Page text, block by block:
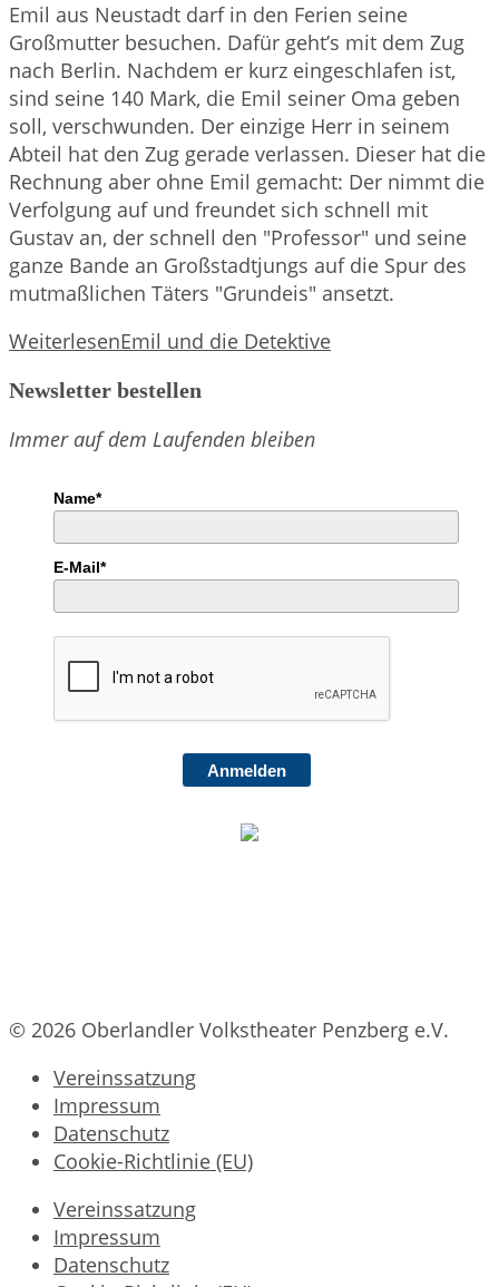
Emil aus Neustadt darf in den Ferien seine
Großmutter besuchen. Dafür geht’s mit dem Zug
nach Berlin. Nachdem er kurz eingeschlafen ist,
sind seine 140 Mark, die Emil seiner Oma geben
soll, verschwunden. Der einzige Herr in seinem
Abteil hat den Zug gerade verlassen. Dieser hat die
Rechnung aber ohne Emil gemacht: Der nimmt die
Verfolgung auf und freundet sich schnell mit
Gustav an, der schnell den "Professor" und seine
ganze Bande an Großstadtjungs auf die Spur des
mutmaßlichen Täters "Grundeis" ansetzt.
WeiterlesenEmil und die Detektive
Newsletter bestellen
Immer auf dem Laufenden bleiben
Name*
E-Mail*
Anmelden
© 2026 Oberlandler Volkstheater Penzberg e.V.
Vereinssatzung
Impressum
Datenschutz
Cookie-Richtlinie (EU)
Vereinssatzung
Impressum
Datenschutz